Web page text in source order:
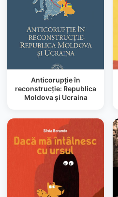
Anticorupţie în
reconstrucţie: Republica
Moldova şi Ucraina